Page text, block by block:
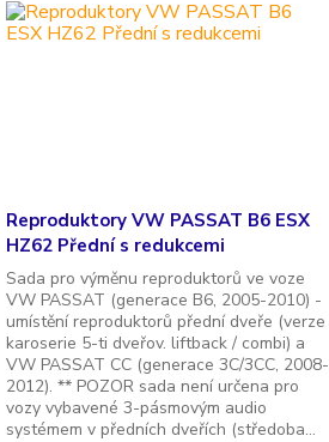
Reproduktory VW PASSAT B6 ESX
HZ62 Přední s redukcemi
Sada pro výměnu reproduktorů ve voze
VW PASSAT (generace B6, 2005-2010) -
umístění reproduktorů přední dveře (verze
karoserie 5-ti dveřov. liftback / combi) a
VW PASSAT CC (generace 3C/3CC, 2008-
2012). ** POZOR sada není určena pro
vozy vybavené 3-pásmovým audio
systémem v předních dveřích (středoba...